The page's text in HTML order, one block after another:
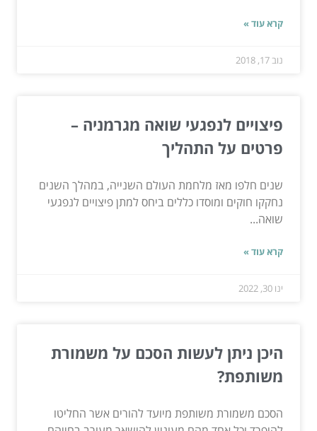
קרא עוד »
נוב 17, 2018
פיצויים לנפגעי שואה מגרמניה –
פרטים על התהליך
שנים חלפו מאז מלחמת העולם השנייה, במהלך השנים
נחקקו חוקים ומוסדו כללים ביחס למתן פיצויים לנפגעי
שואה...
קרא עוד »
ינו 30, 2022
היכן ניתן לעשות הסכם על משמורת
משותפת?
הסכם משמורת משותפת מיועד להורים אשר החליטו